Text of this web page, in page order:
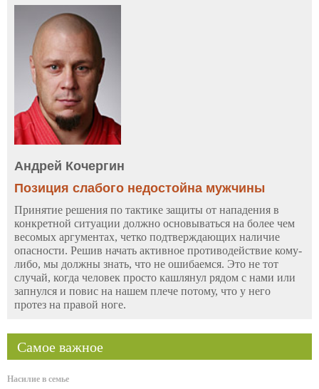
Самое важное
Насилие в семье
Андрей Кочергин
Позиция слабого недостойна мужчины
Принятие решения по тактике защиты от нападения в
конкретной ситуации должно основываться на более чем
весомых аргументах, четко подтверждающих наличие
опасности. Решив начать активное противодействие кому-
либо, мы должны знать, что не ошибаемся. Это не тот
случай, когда человек просто кашлянул рядом с нами или
запнулся и повис на нашем плече потому, что у него
протез на правой ноге.